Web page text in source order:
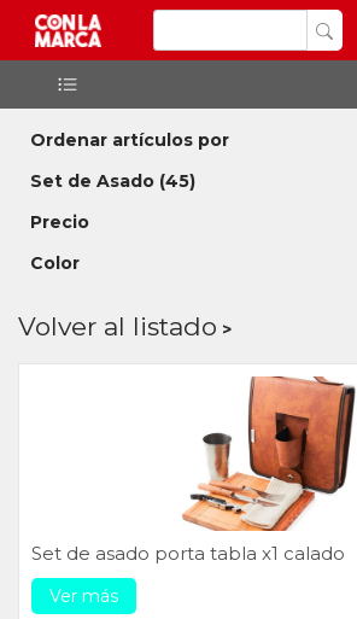
Ordenar artículos por
Set de Asado (45)
Precio
Color
Volver al listado
Set de asado porta tabla x1 calado
Ver más